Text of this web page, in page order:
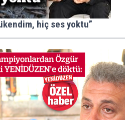
hiç ses yoktu”